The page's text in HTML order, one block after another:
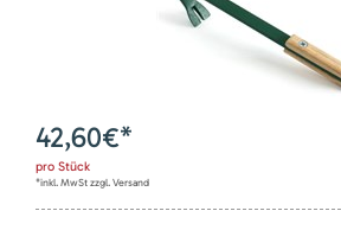
42,60€*
pro Stück
*inkl. MwSt zzgl. Versand